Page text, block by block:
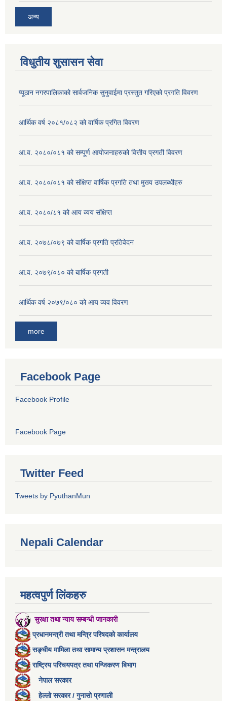
अन्य
विधुतीय शुसासन सेवा
प्यूठान नगरपालिकाको सार्वजनिक सुनुवाईमा प्रस्तुत गरिएको प्रगति विवरण
आर्थिक वर्ष २०८१/०८२ को वार्षिक प्रगित विवरण
आ.व. २०८०/०८१ को सम्पू्र्ण आयोजनाहरुको वित्तीय प्रगती विवरण
आ.व. २०८०/०८१ को संक्षिप्त वार्षिक प्रगति तथा मुख्य उपलब्धीहरु
आ.व. २०८०/८१ को आय व्यय संक्षिप्त
आ.व. २०७८/०७९ को वार्षिक प्रगति प्रतिवेदन
आ.व. २०७९/०८० को बार्षिक प्रगती
आर्थिक वर्ष २०७९/०८० को आय व्यव विवरण
more
Facebook Page
Facebook Profile
Facebook Page
Twitter Feed
Tweets by PyuthanMun
Nepali Calendar
महत्वपुर्ण लिंकहरु
सुरक्षा तथा न्याय सम्बन्धी जानकारी
प्रधानमन्त्री तथा मन्त्रि परिषदको कार्यालय
सङ्घीय मामिला तथा सामान्य प्रशासन मन्त्रालय
राष्ट्रिय परिचयपत्र तथा पन्जिकरण बिभाग
नेपाल सरकार
हेल्लो सरकार / गुनासो प्रणाली